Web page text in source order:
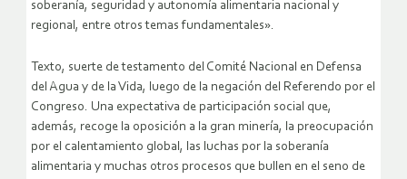
soberanía, seguridad y autonomía alimentaria nacional y
regional, entre otros temas fundamentales».
Texto, suerte de testamento del Comité Nacional en Defensa
del Agua y de la Vida, luego de la negación del Referendo por el
Congreso. Una expectativa de participación social que,
además, recoge la oposición a la gran minería, la preocupación
por el calentamiento global, las luchas por la soberanía
alimentaria y muchas otros procesos que bullen en el seno de